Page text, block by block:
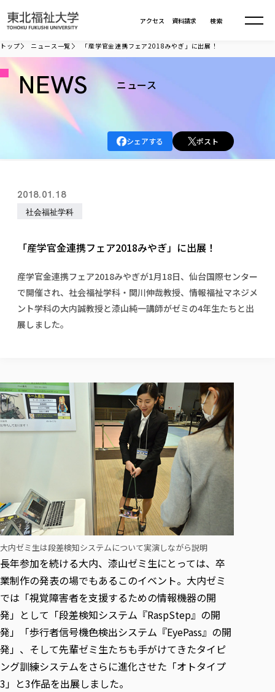
資料請求
アクセス 検索
大学について
建学の精神・教育の理念
教育方針
大学の概要
大学の歩み
校歌の歴史
校章・マーク・カラー
寄附の受け入れ
キャンパス案内
大学の取り組み
社会連携・研究
カリキュラム編成ガイドライン
本学のシラバスについて
一般事業主行動計画
公的資金等の不正使用の防止に関する基本方針
初年次教育（リエゾンゼミⅠ）について
リエゾンゼミ・ナビ（テキスト等）
お役立ち情報（リンク集）
放射線モニタリング測定結果（国見キャンパス）
情報公開
寄附行為
ガバナンス・コード
中期事業計画
学校教育法施行規則第172条の2に基づく情報公開
教職課程における情報の公表
学部・学科等設置計画履行状況報告書
学部・大学院
学部・大学院TOP
福祉心理学科
共生まちづくり学部
教育学部
教育学科
健康科学部
健康科学部
保健看護学科
産業福祉マネジメント学科
大学院
大学院
総合福祉学研究科 社会福祉学専攻 修士課程
総合福祉学研究科 社会福祉学専攻 博士課程
総合福祉学研究科 福祉心理学専攻 修士課程
教育学研究科 教育学専攻 修士課程
通信制大学院 総合福祉学研究科 社会福祉学専攻 修士課程
通信制大学院 総合福祉学研究科 福祉心理学専攻 修士課程
カリキュラム（学部・大学院）
その他の就学機会
学びの特徴
学びの特徴
ICT教育
初年次教育（リエゾンゼミⅠ）
実学臨床教育（総合福祉学部のみ履修可能）
教育実践活動（教育学科学生のみ受講可能）
禅のこころ
教員紹介・業績
学びのサポート
学びのサポート
学費（学部学科）
授業料減免・奨学金等
宿舎の紹介
デジタルパンフ
進学相談会
オープンキャンパス
取得可能な資格・免許
東北福祉大学のキャリアサポート
東北福祉大学のキャリア教育
センター長の挨拶
求人の受付について
単独学内説明会のご案内
在学生の方
在学生の方
資格取得報奨制度について
東北福祉大学求人・インターンシップ検索サイト（キャリタス
卒業生の方
卒業後のキャリア支援体制
在学生による訪問、情報提供へのご協力のお願い
卒業生アンケート
よくあるご質問
東北福祉大学のDNA
在学生インタビュー
体育会・運動サークル紹介
文化会・文化系サークル紹介
国際交流TOP
外国人在学生
Prospective Students
学生支援センター国際交流の活動
スタッフ紹介
ニュース一覧
社会連携・研究
東北福祉大学の研究活動
東北福祉大学の研究紹介
共同研究等をご検討の皆様へ
東北福祉大学の紀要・リポジトリ
東北福祉大学の紀要・リポジトリ
東北福祉大学教育・教職センター特別支援教育研究年報一覧
芹沢銈介美術工芸館年報
東北福祉大学機関リポジトリ
東北福祉大学オープンアクセス方針
産学・産学官連携
産学・産学官連携
「高齢者のフレイル予防及びデジタルデバイド解消に向けた
高齢者施設特化型モジュラー車いす開発
学生参加 × 産学官連携 ～ 「行学一如」の実践
社会貢献・地域連携活動
社会貢献・地域連携活動
社会貢献への取り組み
社会貢献・地域連携活動報告書
各種社会貢献活動の窓口
伝承講座「311『伝える／備える』次世代塾」
JICA草の根技術協力事業
被災地の子ども支援活動
生涯学習・社会人講座
自治体・団体等との主な協定
自治体・団体等との主な協定
研究所について
研究者のご紹介
生涯教育・キャリア教育TOP
生涯学習・社会人講座
月例TFU実学臨床研究セミナー
特別支援教育研究室
TFU教育フォーラム
関連法人
取材について
施設利用
同窓会
学内ポータルシステム
Universal Passport
トップ ニュース一覧 「産学官金連携フェア2018みやぎ」に出展！
NEWS ニュース
シェアする ポスト
2018.01.18
社会福祉学科
「産学官金連携フェア2018みやぎ」に出展！
産学官金連携フェア2018みやぎが1月18日、仙台国際センター
で開催され、社会福祉学科・関川伸哉教授、情報福祉マネジメ
ント学科の大内誠教授と漆山純一講師がゼミの4年生たちと出
展しました。
大内ゼミ生は段差検知システムについて実演しながら説明
長年参加を続ける大内、漆山ゼミ生にとっては、卒
業制作の発表の場でもあるこのイベント。大内ゼミ
では「視覚障害者を支援するための情報機器の開
発」として「段差検知システム『RaspStep』の開
発」「歩行者信号機色検出システム『EyePass』の開
発」、そして先輩ゼミ生たちも手がけてきたタイピ
ング訓練システムをさらに進化させた「オトタイプ
3」と3作品を出展しました。